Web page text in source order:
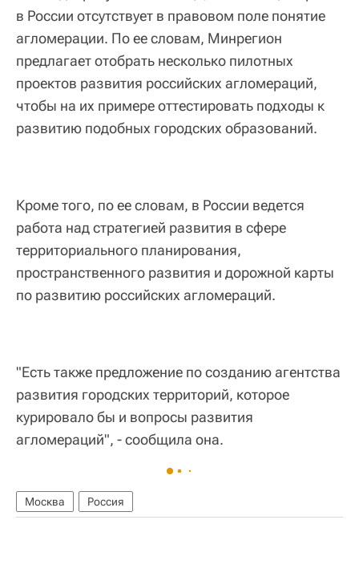
в России отсутствует в правовом поле понятие
агломерации. По ее словам, Минрегион
предлагает отобрать несколько пилотных
проектов развития российских агломераций,
чтобы на их примере оттестировать подходы к
развитию подобных городских образований.
Кроме того, по ее словам, в России ведется
работа над стратегией развития в сфере
территориального планирования,
пространственного развития и дорожной карты
по развитию российских агломераций.
"Есть также предложение по созданию агентства
развития городских территорий, которое
курировало бы и вопросы развития
агломераций", - сообщила она.
Москва Россия